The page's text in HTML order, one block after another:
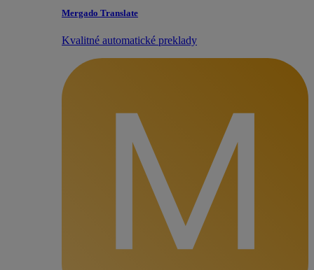
Mergado Translate
Kvalitné automatické preklady